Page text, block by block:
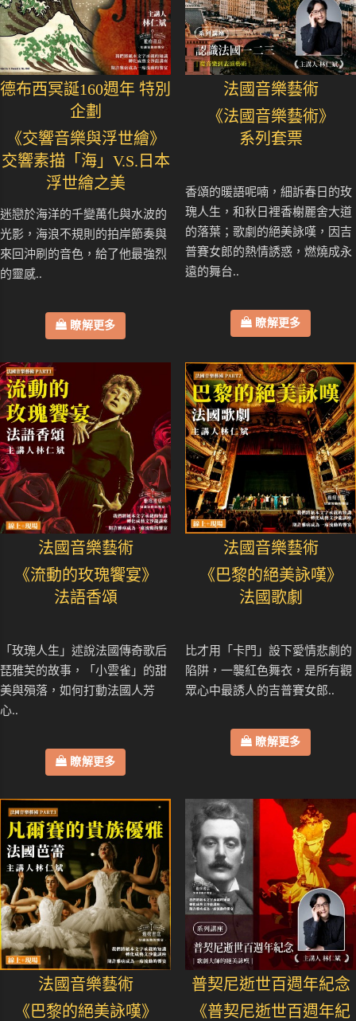
德布西冥誕160週年 特別
企劃
《交響音樂與浮世繪》
交響素描「海」V.S.日本
浮世繪之美
迷戀於海洋的千變萬化與水波的
光影，海浪不規則的拍岸節奏與
來回沖刷的音色，給了他最強烈
的靈感..
瞭解更多
法國音樂藝術
《法國音樂藝術》
系列套票
香頌的暖語呢喃，細訴春日的玫
瑰人生，和秋日裡香榭麗舍大道
的落葉；歌劇的絕美詠嘆，因吉
普賽女郎的熱情誘惑，燃燒成永
遠的舞台..
瞭解更多
法國音樂藝術
《流動的玫瑰饗宴》
法語香頌
「玫瑰人生」述說法國傳奇歌后
琵雅芙的故事，「小雲雀」的甜
美與殞落，如何打動法國人芳
心..
瞭解更多
法國音樂藝術
《巴黎的絕美詠嘆》
法國歌劇
比才用「卡門」設下愛情悲劇的
陷阱，一襲紅色舞衣，是所有觀
眾心中最誘人的吉普賽女郎..
瞭解更多
法國音樂藝術
《巴黎的絕美詠嘆》
普契尼逝世百週年紀念
《普契尼逝世百週年紀